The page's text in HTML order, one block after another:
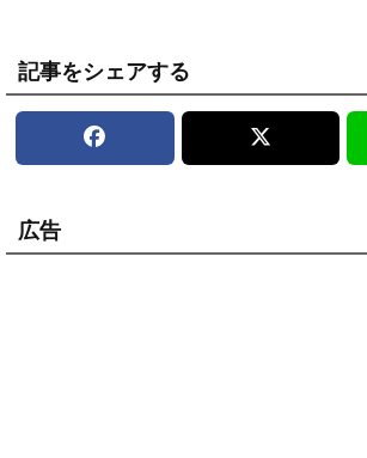
記事をシェアする
広告